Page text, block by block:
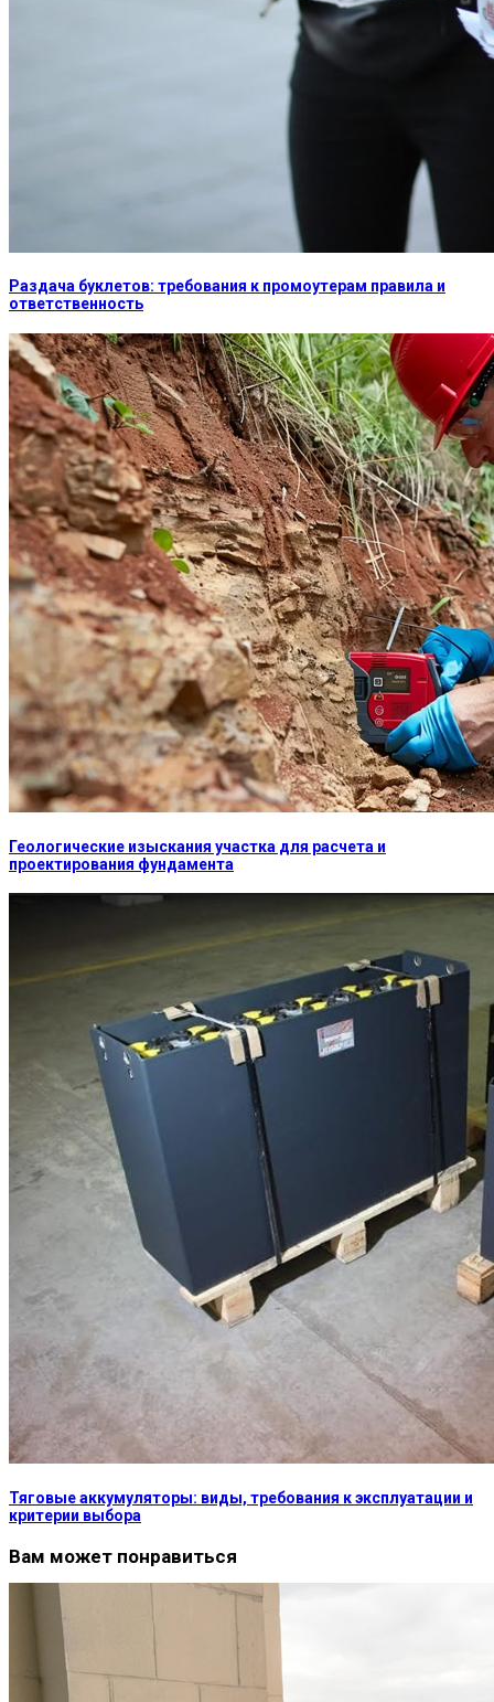
Раздача буклетов: требования к промоутерам правила и
ответственность
Геологические изыскания участка для расчета и
проектирования фундамента
Тяговые аккумуляторы: виды, требования к эксплуатации и
критерии выбора
Вам может понравиться